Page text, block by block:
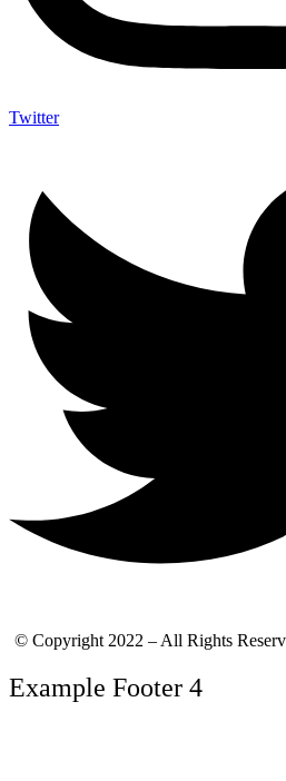
Twitter
© Copyright 2022 – All Rights
Example Footer 4